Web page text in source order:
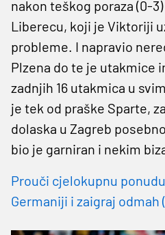
nakon teškog poraza (0-
Liberecu, koji je Viktoriji
probleme. I napravio
Plzena do te je utakmice
zadnjih 16 utakmica u
je tek od praške Sparte,
dolaska u Zagreb
bio je garniran i nekim
Prouči cjelokupnu
Germaniji i zaigraj odmah